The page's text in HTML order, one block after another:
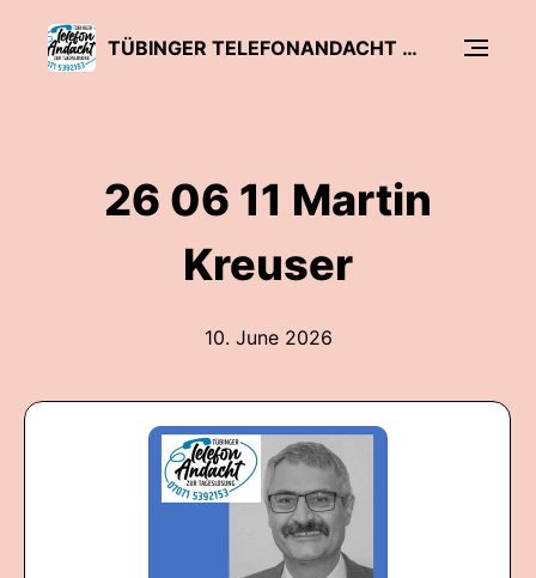
TÜBINGER TELEFONANDACHT ZUR TAGESLOSUNG
26 06 11 Martin
Kreuser
10. June 2026